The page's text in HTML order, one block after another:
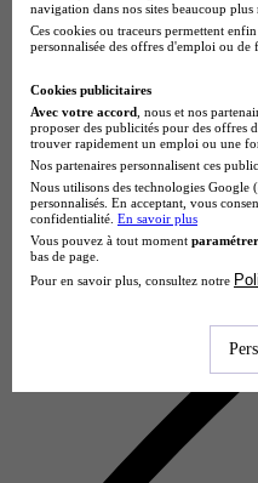
Lycée professionnel
Aucun avis
Embrun
navigation dans nos sites beaucoup plus
Ces cookies ou traceurs permettent
personnalisée des offres d'emploi ou de
Cookies publicitaires
Avec votre accord , nous et nos
proposer des publicités pour des offres
trouver rapidement un emploi ou une
Nos partenaires personnalisent ces
Nous utilisons des technologies Google
personnalisés. En acceptant, vous
confidentialité. En savoir plus
Vous pouvez à tout moment
bas de page.
Pour en savoir plus, consultez notre